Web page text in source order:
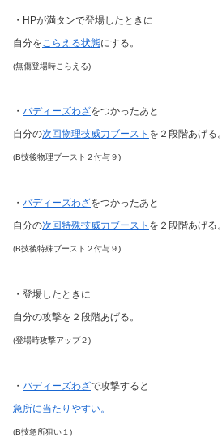
・HPが満タンで登場したときに
自分を こらえる状態にする。
(無傷登場時こらえる)
・ バディーズわざをつかったあと
自分の次回物理技威力ブースト を２段階あげる。
(B技後物理ブースト２付与９)
・ バディーズわざをつかったあと
自分の次回特殊技威力ブースト を２段階あげる。
(B技後特殊ブースト２付与９)
・登場したときに
自分の攻撃を２段階あげる。
(登場時攻撃アップ２)
・ バディーズわざで攻撃すると
急所に当たりやすい。
(B技急所狙い１)